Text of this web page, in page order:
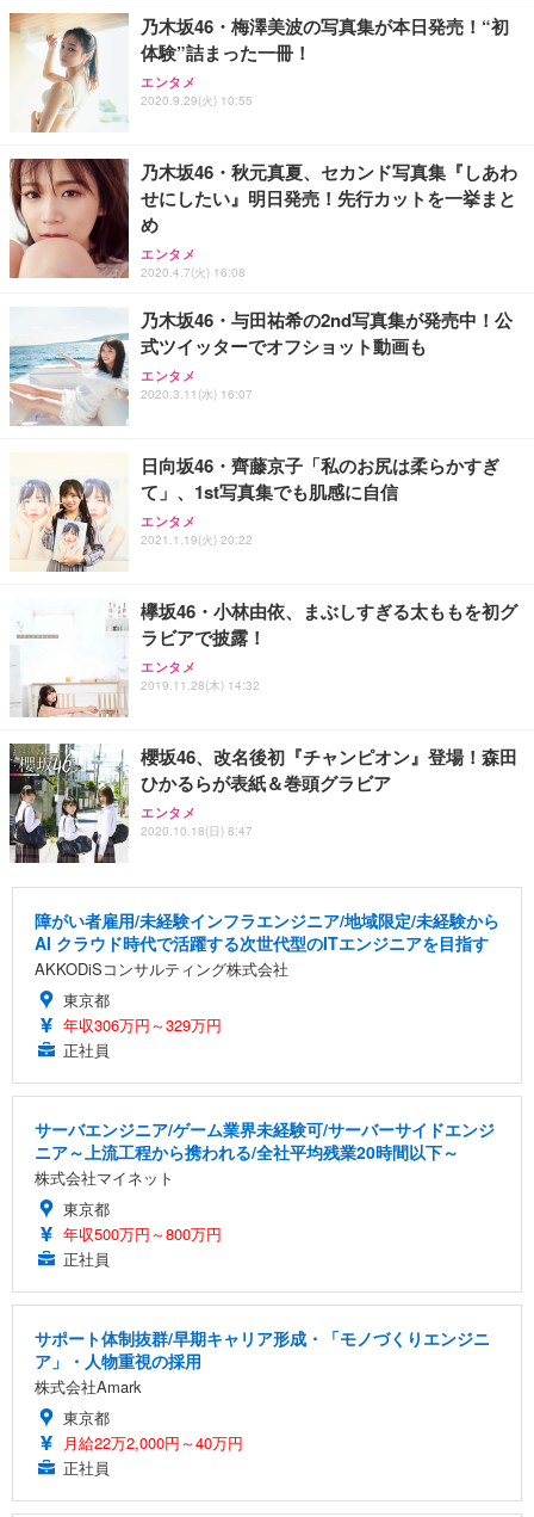
乃木坂46・梅澤美波の写真集が本日発売！“初
体験”詰まった一冊！
エンタメ
2020.9.29(火) 10:55
乃木坂46・秋元真夏、セカンド写真集『しあわ
せにしたい』明日発売！先行カットを一挙まと
め
エンタメ
2020.4.7(火) 16:08
乃木坂46・与田祐希の2nd写真集が発売中！公
式ツイッターでオフショット動画も
エンタメ
2020.3.11(水) 16:07
日向坂46・齊藤京子「私のお尻は柔らかすぎ
て」、1st写真集でも肌感に自信
エンタメ
2021.1.19(火) 20:22
欅坂46・小林由依、まぶしすぎる太ももを初グ
ラビアで披露！
エンタメ
2019.11.28(木) 14:32
櫻坂46、改名後初『チャンピオン』登場！森田
ひかるらが表紙＆巻頭グラビア
エンタメ
2020.10.18(日) 8:47
障がい者雇用/未経験インフラエンジニア/地域限定/未経験から
AI クラウド時代で活躍する次世代型のITエンジニアを目指す
AKKODiSコンサルティング株式会社
東京都
年収306万円～329万円
正社員
サーバエンジニア/ゲーム業界未経験可/サーバーサイドエンジ
ニア～上流工程から携われる/全社平均残業20時間以下～
株式会社マイネット
東京都
年収500万円～800万円
正社員
サポート体制抜群/早期キャリア形成・「モノづくりエンジニ
ア」・人物重視の採用
株式会社Amark
東京都
月給22万2,000円～40万円
正社員